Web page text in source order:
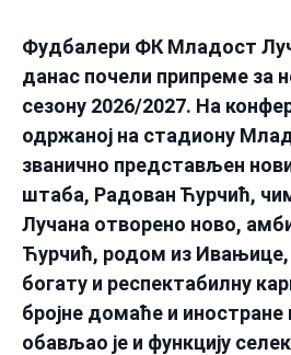
Фудбалери ФК Младост
данас почели припреме за
сезону 2026/2027. На
одржаној на стадиону
званично представљен
штаба, Радован Ћурчић,
Лучана отворено ново,
Ћурчић, родом из Ивањице,
богату и респектабилну
бројне домаће и иностране
обављао је и функцију